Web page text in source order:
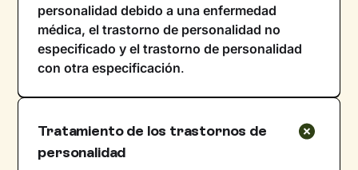
personalidad debido a una enfermedad
médica, el trastorno de personalidad no
especificado y el trastorno de personalidad
con otra especificación.
Tratamiento de los trastornos de
personalidad